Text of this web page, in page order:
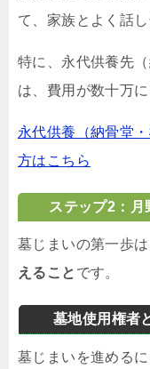
て、家族とよく話
特に、永代供養先
は、費用が数十万
永代供養（納骨堂
方はこちら
ステップ2：月
墓じまいの第一歩は
えること です。
墓地使用権者
墓じまいを進める